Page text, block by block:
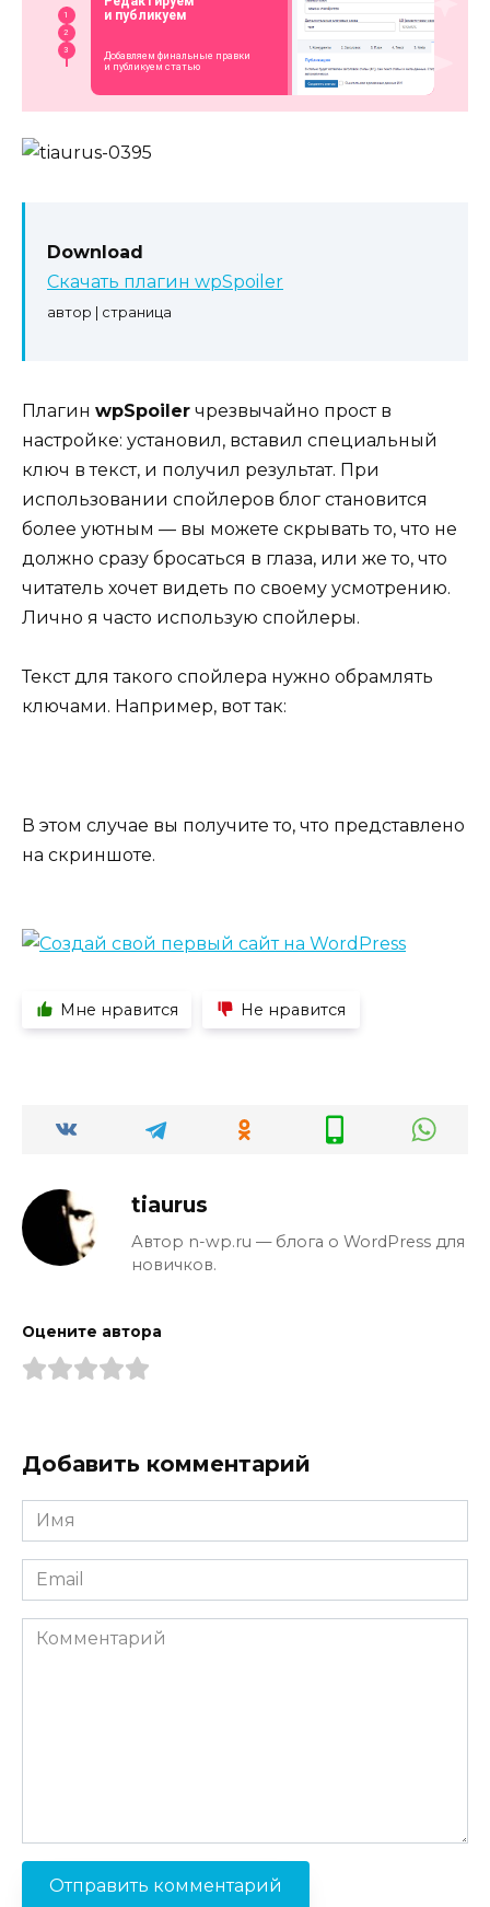
Download
Скачать плагин wpSpoiler
автор | страница
Плагин wpSpoiler чрезвычайно прост в
настройке: установил, вставил специальный
ключ в текст, и получил результат. При
использовании спойлеров блог становится
более уютным — вы можете скрывать то, что не
должно сразу бросаться в глаза, или же то, что
читатель хочет видеть по своему усмотрению.
Лично я часто использую спойлеры.
Текст для такого спойлера нужно обрамлять
ключами. Например, вот так:
В этом случае вы получите то, что представлено
на скриншоте.
Мне нравится Не нравится
tiaurus
Автор n-wp.ru — блога о WordPress для
новичков.
Оцените автора
Добавить комментарий
Имя
*
Email
*
Комментарий